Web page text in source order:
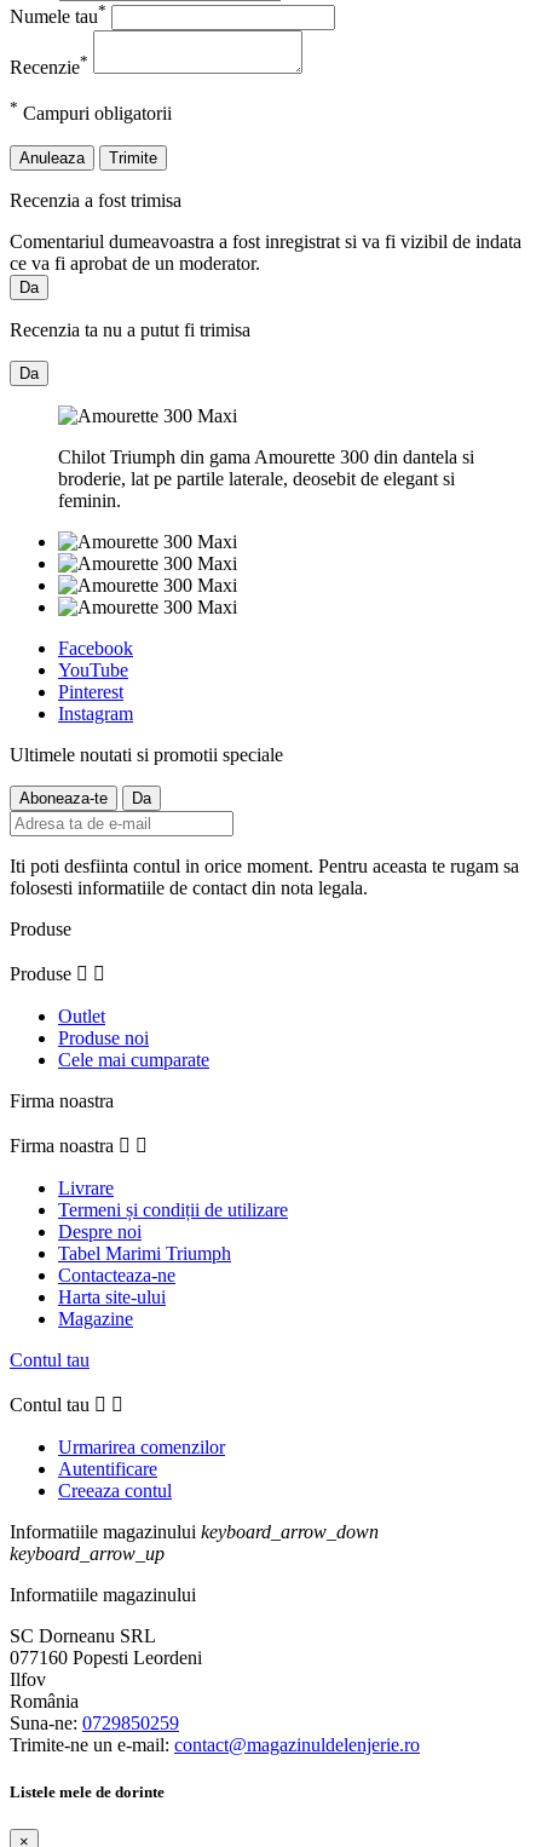
Numele tau*
Recenzie*
* Campuri obligatorii
Anuleaza Trimite
Recenzia a fost trimisa
Comentariul dumeavoastra a fost inregistrat si va fi vizibil de indata
ce va fi aprobat de un moderator.
Da
Recenzia ta nu a putut fi trimisa
Da
Chilot Triumph din gama Amourette 300 din dantela si
broderie, lat pe partile laterale, deosebit de elegant si
feminin.
Facebook
YouTube
Pinterest
Instagram
Ultimele noutati si promotii speciale
Iti poti desfiinta contul in orice moment. Pentru aceasta te rugam sa
folosesti informatiile de contact din nota legala.
Produse
Produse  
Outlet
Produse noi
Cele mai cumparate
Firma noastra
Firma noastra  
Livrare
Termeni și condiții de utilizare
Despre noi
Tabel Marimi Triumph
Contacteaza-ne
Harta site-ului
Magazine
Contul tau
Contul tau  
Urmarirea comenzilor
Autentificare
Creeaza contul
Informatiile magazinului keyboard_arrow_down
keyboard_arrow_up
Informatiile magazinului
SC Dorneanu SRL
077160 Popesti Leordeni
Ilfov
România
Suna-ne: 0729850259
Trimite-ne un e-mail: contact@magazinuldelenjerie.ro
Listele mele de dorinte
×